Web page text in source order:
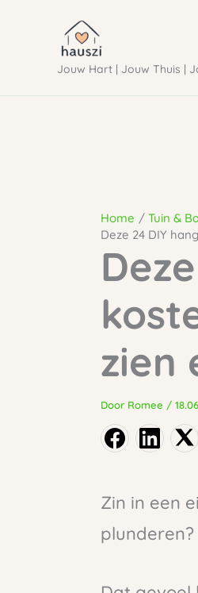
Jouw Hart | Jouw Thuis |
Home Tuin &
Deze 24 DIY
zien
Door Romee /
Zin in een
plunderen?